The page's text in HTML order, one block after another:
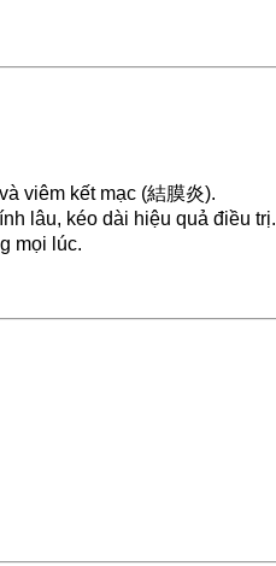
viêm kết mạc (結膜炎).
lâu, kéo dài hiệu quả điều trị.
mọi lúc.